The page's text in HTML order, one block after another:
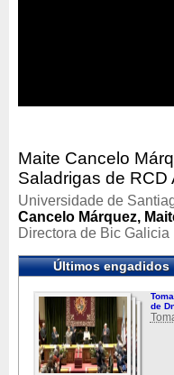
Maite Cancelo
Saladrigas de RCD
Universidade de
Cancelo Márquez,
Directora de Bic Galicia
Últimos engadidos
de